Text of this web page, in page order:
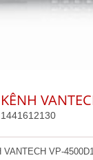
1441612130
VP-4500D1